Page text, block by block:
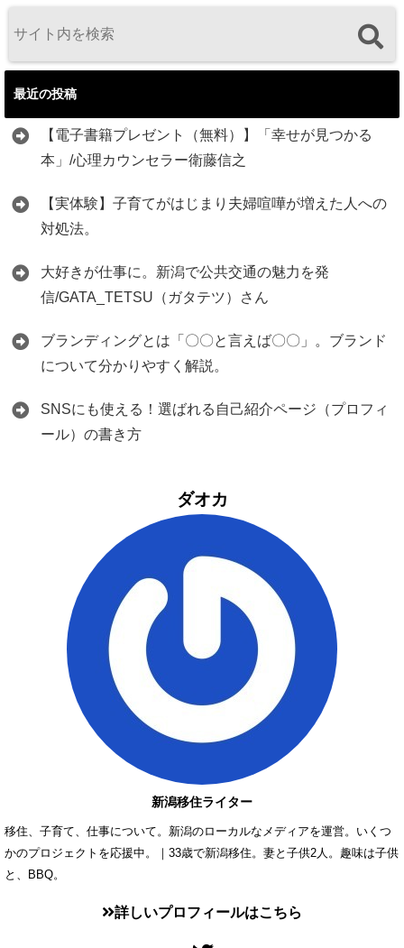
最近の投稿
【電子書籍プレゼント（無料）】「幸せが見つかる
本」/心理カウンセラー衛藤信之
【実体験】子育てがはじまり夫婦喧嘩が増えた人への
対処法。
大好きが仕事に。新潟で公共交通の魅力を発
信/GATA_TETSU（ガタテツ）さん
ブランディングとは「〇〇と言えば〇〇」。ブランド
について分かりやすく解説。
SNSにも使える！選ばれる自己紹介ページ（プロフィ
ール）の書き方
ダオカ
新潟移住ライター
移住、子育て、仕事について。新潟のローカルなメディアを運営。いくつ
かのプロジェクトを応援中。｜33歳で新潟移住。妻と子供2人。趣味は子供
と、BBQ。
詳しいプロフィールはこちら